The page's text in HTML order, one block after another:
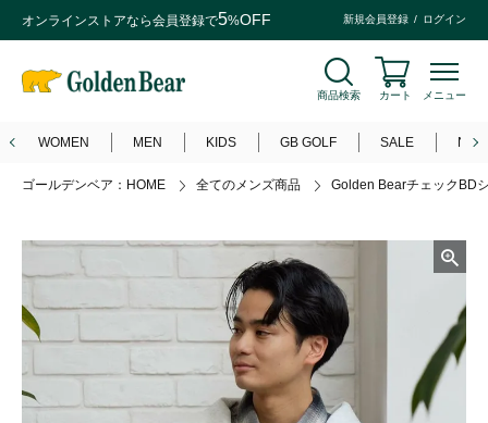
オンラインストアなら会員登録で5%OFF 新規会員登録 ログイン
商品検索 カート メニュー
WOMEN MEN KIDS GB GOLF SALE
ゴールデンベア：HOME 全てのメンズ商品 Golden BearチェックBD